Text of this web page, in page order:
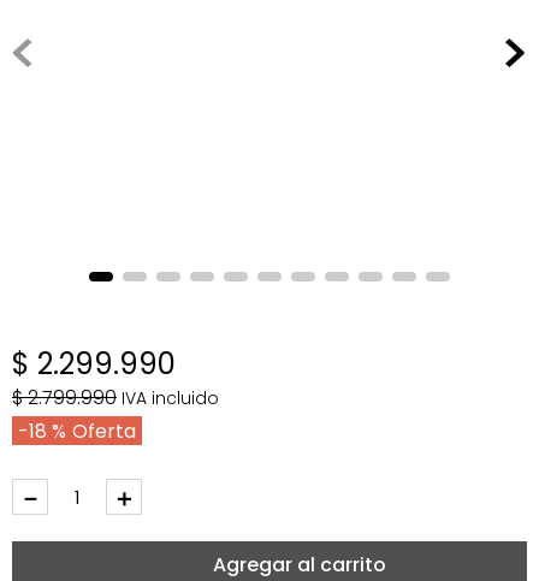
$ 2.299.990
$2.799.990 IVA incluido
18 %
＋
－
Agregar al carrito